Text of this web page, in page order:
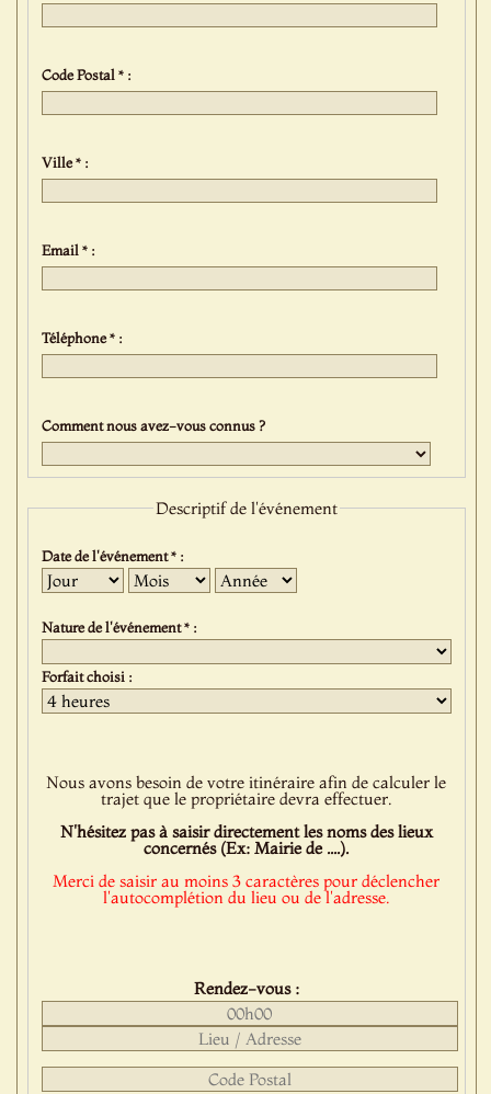
Code Postal * :
Ville * :
Email * :
Téléphone * :
Comment nous avez-vous connus ?
Descriptif de l'événement
Date de l'événement * :
Jour Mois Année
Nature de l'événement * :
Forfait choisi :
Nous avons besoin de votre itinéraire afin de calculer le
trajet que le propriétaire devra effectuer.
N'hésitez pas à saisir directement les noms des lieux
concernés (Ex: Mairie de ....).
Merci de saisir au moins 3 caractères pour déclencher
l'autocomplétion du lieu ou de l'adresse.
Rendez-vous :